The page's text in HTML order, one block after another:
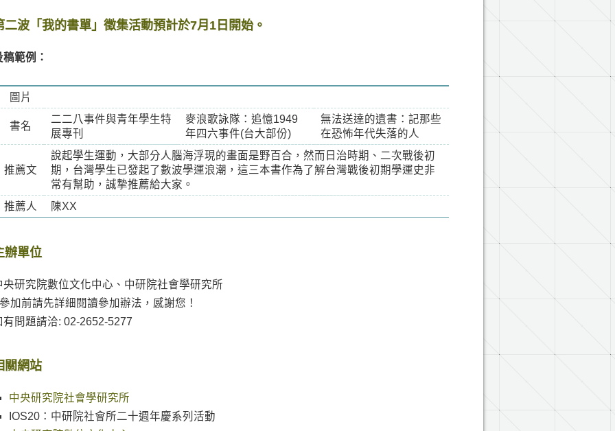
二波「我的書單」徵集活動預計於7月1日開始。
稿範例：
圖片
書名
二二八事件與青年學生特
展專刊
麥浪歌詠隊：追憶1949
年四六事件(台大部份)
無法送達的遺書：記那些
在恐怖年代失落的人
推薦文
說起學生運動，大部分人腦海浮現的畫面是野百合，然而日治時期、二次戰後初
期，台灣學生已發起了數波學運浪潮，這三本書作為了解台灣戰後初期學運史非
常有幫助，誠摯推薦給大家。
推薦人
陳XX
辦單位
央研究院數位文化中心、中研院社會學研究所
加前請先詳細閱讀參加辦法，感謝您！
有問題請洽: 02-2652-5277
關網站
中央研究院社會學研究所
IOS20：中研院社會所二十週年慶系列活動